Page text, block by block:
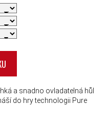
a snadno ovladatelná hůl
do hry technologii Pure